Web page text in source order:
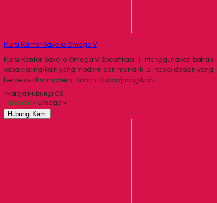
Kursi Kantor Savello Omega V
Kursi Kantor Savello Omega V Spesifikasi: 1. Menggunakan bahan
oscar/jaring/kain yang modern dan menarik. 2. Model desain yang
berkelas dan modern. Bahan: Oscar/jaring/kain
*Harga Hubungi CS
Tersedia / Omega V
Hubungi Kami